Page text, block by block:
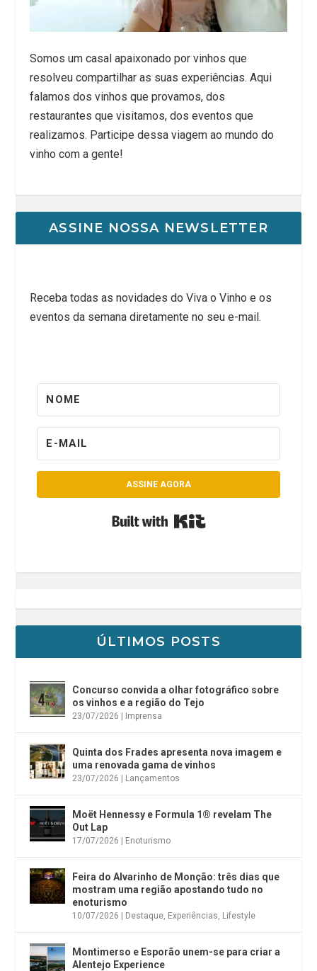
Somos um casal apaixonado por vinhos que
resolveu compartilhar as suas experiências. Aqui
falamos dos vinhos que provamos, dos
restaurantes que visitamos, dos eventos que
realizamos. Participe dessa viagem ao mundo do
vinho com a gente!
ASSINE NOSSA NEWSLETTER
Receba todas as novidades do Viva o Vinho e os
eventos da semana diretamente no seu e-mail.
ASSINE AGORA
ÚLTIMOS POSTS
Concurso convida a olhar fotográfico sobre
os vinhos e a região do Tejo
23/07/2026 | Imprensa
Quinta dos Frades apresenta nova imagem e
uma renovada gama de vinhos
23/07/2026 | Lançamentos
Moët Hennessy e Formula 1® revelam The
Out Lap
17/07/2026 | Enoturismo
Feira do Alvarinho de Monção: três dias que
mostram uma região apostando tudo no
enoturismo
10/07/2026 | Destaque, Experiências, Lifestyle
Montimerso e Esporão unem-se para criar a
Alentejo Experience